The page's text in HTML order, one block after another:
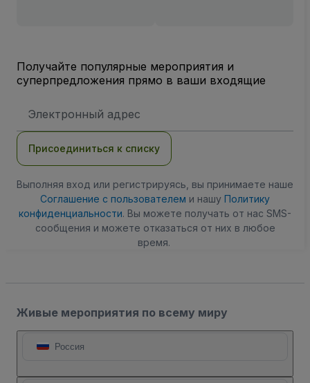
Получайте популярные мероприятия и
суперпредложения прямо в ваши входящие
электронной
Присоединиться к списку
Выполняя вход или регистрируясь, вы принимаете наше
Соглашение с пользователем и нашу Политику
конфиденциальности. Вы можете получать от нас SMS-
сообщения и можете отказаться от них в любое
время.
Живые мероприятия по всему миру
Россия